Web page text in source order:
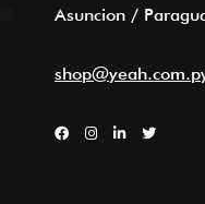
Asuncion /